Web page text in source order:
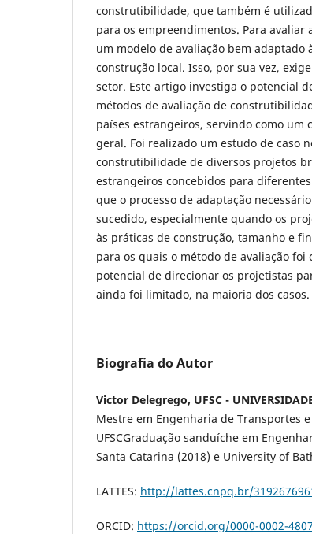
construtibilidade, que também é
para os empreendimentos. Para
um modelo de avaliação bem adaptado
construção local. Isso, por sua vez,
setor. Este artigo investiga o potencial
métodos de avaliação de
países estrangeiros, servindo como um
geral. Foi realizado um estudo de caso
construtibilidade de diversos projetos
estrangeiros concebidos para
que o processo de adaptação
sucedido, especialmente quando os
às práticas de construção, tamanho e
para os quais o método de avaliação foi
potencial de direcionar os projetistas
ainda foi limitado, na maioria dos casos.
Biografia do Autor
Victor Delegrego, UFSC -
Mestre em Engenharia de Transportes
UFSCGraduação sanduíche em
Santa Catarina (2018) e University of
LATTES: http://lattes.cnpq.br/
ORCID: https://orcid.org/0000-0002-